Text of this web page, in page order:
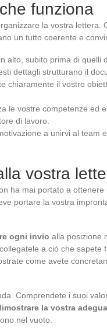
funziona
la vostra lettera.
un tutto coerente e
alto, subito prima di quelli
dettagli strutturano il
chiaramente il vostro
le vostre competenze ed
di lavoro.
a unirvi al team
vostra
ha mai portato a
portare la vostra
ogni invio alla posizione
a ciò che sapete
come avete
Comprendete i suoi
la vostra
nel vuoto.